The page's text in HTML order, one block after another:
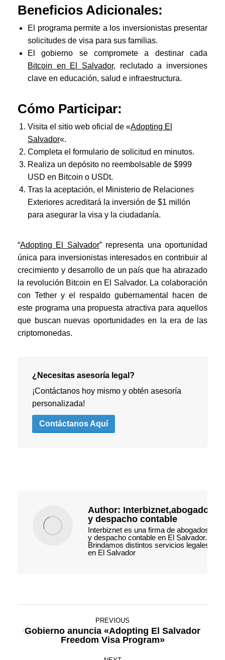
Beneficios Adicionales:
El programa permite a los inversionistas presentar
solicitudes de visa para sus familias.
El gobierno se compromete a destinar cada
Bitcoin en El Salvador, reclutado a inversiones
clave en educación, salud e infraestructura.
Cómo Participar:
Visita el sitio web oficial de «Adopting El
Salvador«.
Completa el formulario de solicitud en minutos.
Realiza un depósito no reembolsable de $999
USD en Bitcoin o USDt.
Tras la aceptación, el Ministerio de Relaciones
Exteriores acreditará la inversión de $1 millón
para asegurar la visa y la ciudadanía.
“Adopting El Salvador” representa una oportunidad
única para inversionistas interesados en contribuir al
crecimiento y desarrollo de un país que ha abrazado
la revolución Bitcoin en El Salvador. La colaboración
con Tether y el respaldo gubernamental hacen de
este programa una propuesta atractiva para aquellos
que buscan nuevas oportunidades en la era de las
criptomonedas.
¿Necesitas asesoría legal?
¡Contáctanos hoy mismo y obtén asesoría
personalizada!
Contáctanos Aquí
Author: Interbiznet,abogados
y despacho contable
Interbiznet es una firma de abogados
y despacho contable en El Salvador.
Brindamos distintos servicios legales
en El Salvador
navigationPREVIOUS
Previous
Gobierno anuncia «Adopting El Salvador
Freedom Visa Program»